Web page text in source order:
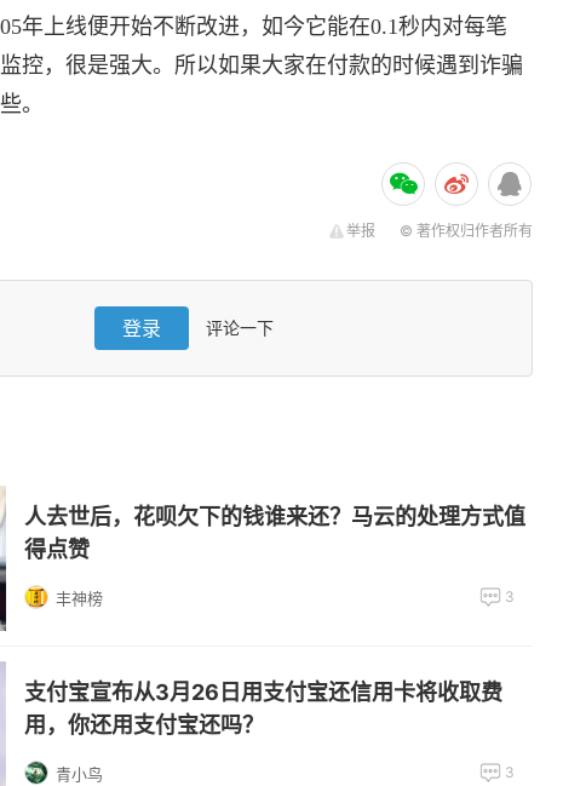
年上线便开始不断改进，如今它能在0.1秒内对每笔
控，很是强大。所以如果大家在付款的时候遇到诈骗
。
© 著作权归作者所有
举报
登录 评论一下
人去世后，花呗欠下的钱谁来还？马云的处理方式值
得点赞
丰神榜 3
支付宝宣布从3月26日用支付宝还信用卡将收取费
用，你还用支付宝还吗？
青小鸟 3